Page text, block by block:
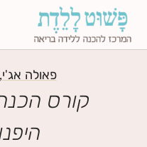
היפנוברת׳ינג
פאולה
קורס